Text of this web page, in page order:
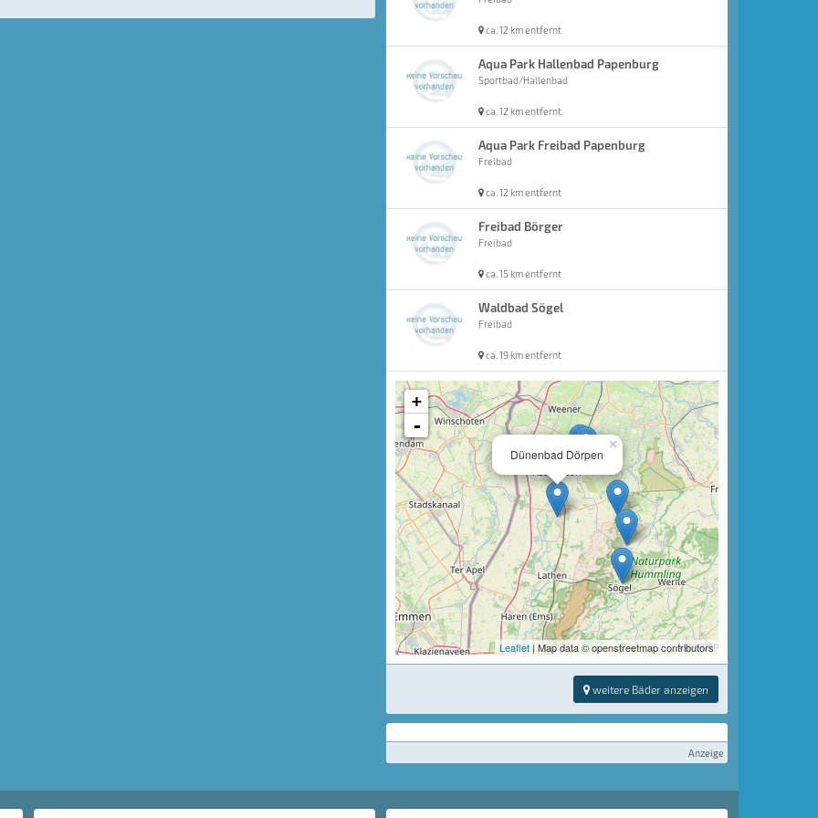
ca. 12 km entfernt
Aqua Park Hallenbad Papenburg
Sportbad/Hallenbad
ca. 12 km entfernt
Aqua Park Freibad Papenburg
Freibad
ca. 12 km entfernt
Freibad Börger
Freibad
ca. 15 km entfernt
Waldbad Sögel
Freibad
ca. 19 km entfernt
×
Dünenbad Dörpen
+
-
Leaflet| Map data © openstreetmap contributors
weitere Bäder anzeigen
Anzeige